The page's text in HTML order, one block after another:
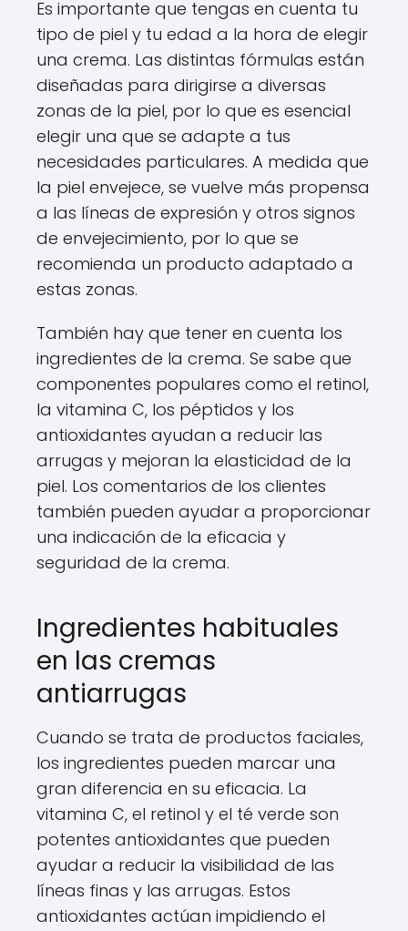
Es importante que tengas en cuenta tu
tipo de piel y tu edad a la hora de elegir
una crema. Las distintas fórmulas están
diseñadas para dirigirse a diversas
zonas de la piel, por lo que es esencial
elegir una que se adapte a tus
necesidades particulares. A medida que
la piel envejece, se vuelve más propensa
a las líneas de expresión y otros signos
de envejecimiento, por lo que se
recomienda un producto adaptado a
estas zonas.
También hay que tener en cuenta los
ingredientes de la crema. Se sabe que
componentes populares como el retinol,
la vitamina C, los péptidos y los
antioxidantes ayudan a reducir las
arrugas y mejoran la elasticidad de la
piel. Los comentarios de los clientes
también pueden ayudar a proporcionar
una indicación de la eficacia y
seguridad de la crema.
Ingredientes habituales
en las cremas
antiarrugas
Cuando se trata de productos faciales,
los ingredientes pueden marcar una
gran diferencia en su eficacia. La
vitamina C, el retinol y el té verde son
potentes antioxidantes que pueden
ayudar a reducir la visibilidad de las
líneas finas y las arrugas. Estos
antioxidantes actúan impidiendo el